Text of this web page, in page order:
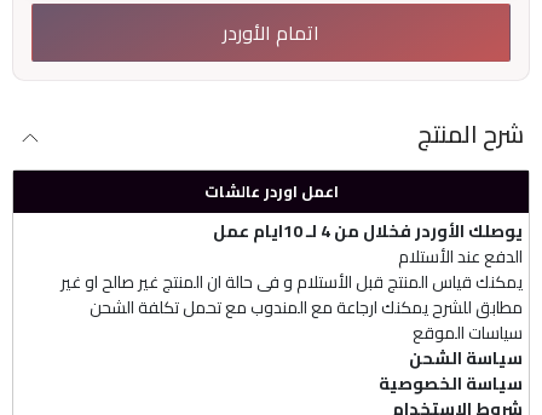
اتمام الأوردر
شرح المنتج
اعمل اوردر عالشات
يوصلك الأوردر فخلال من 4 لـ 10ايام عمل
الدفع عند الأستلام
يمكنك قياس المنتج قبل الأستلام و فى حالة ان المنتج غير صالح او غير
مطابق للشرح يمكنك ارجاعة مع المندوب مع تحمل تكلفة الشحن
سياسات الموقع
سياسة الشحن
سياسة الخصوصية